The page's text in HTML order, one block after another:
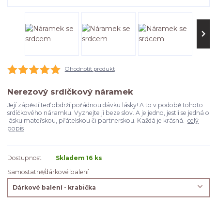
Ohodnotit produkt
Nerezový srdíčkový náramek
Její zápěstí teď obdrží pořádnou dávku lásky! A to v podobě tohoto
srdíčkového náramku. Vyznejte ji beze slov. A je jedno, jestli se jedná o
lásku mateřskou, přátelskou či partnerskou. Každá je krásná. celý
popis
Dostupnost
Skladem 16 ks
Samostatně/dárkové balení